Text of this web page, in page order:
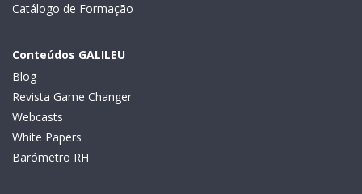
Catálogo de Formação
Conteúdos GALILEU
Blog
Revista Game Changer
Webcasts
White Papers
Barómetro RH